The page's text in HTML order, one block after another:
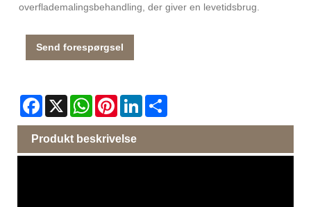
overflademalingsbehandling, der giver en levetidsbrug.
Send forespørgsel
Facebook
X WhatsAppPinterestLinkedIn
Produkt beskrivelse